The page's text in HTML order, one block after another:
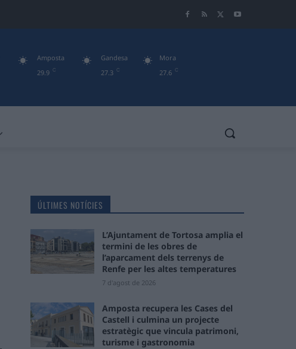
29.9 C
Amposta
27.3 C
Gandesa
27.6 C
Mora
ÚLTIMES NOTÍCIES
L’Ajuntament de Tortosa amplia el
termini de les obres de
l’aparcament dels terrenys de
Renfe per les altes temperatures
7 d'agost de 2026
Amposta recupera les Cases del
Castell i culmina un projecte
estratègic que vincula patrimoni,
turisme i gastronomia